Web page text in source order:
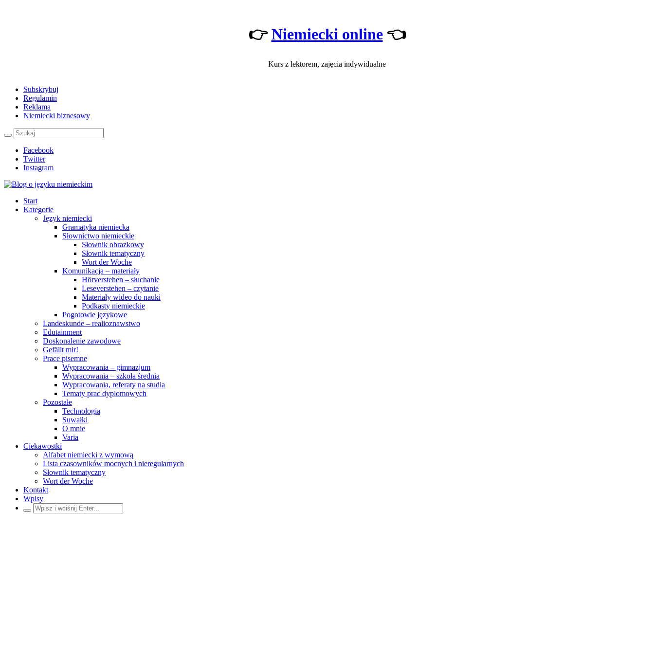
👉Niemiecki online👈
Kurs z lektorem, zajęcia indywidualne
Subskrybuj
Regulamin
Reklama
Niemiecki biznesowy
Facebook
Twitter
Instagram
Start
Kategorie
Język niemiecki
Gramatyka niemiecka
Słownictwo niemieckie
Słownik obrazkowy
Słownik tematyczny
Wort der Woche
Komunikacja – materiały
Hörverstehen – słuchanie
Leseverstehen – czytanie
Materiały wideo do nauki
Podkasty niemieckie
Pogotowie językowe
Landeskunde – realioznawstwo
Edutainment
Doskonalenie zawodowe
Gefällt mir!
Prace pisemne
Wypracowania – gimnazjum
Wypracowania – szkoła średnia
Wypracowania, referaty na studia
Tematy prac dyplomowych
Pozostałe
Technologia
Suwałki
O mnie
Varia
Ciekawostki
Alfabet niemiecki z wymową
Lista czasowników mocnych i nieregularnych
Słownik tematyczny
Wort der Woche
Kontakt
Wpisy